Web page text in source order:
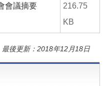
會議摘要
216.75
KB
後更新：2018年12月18日